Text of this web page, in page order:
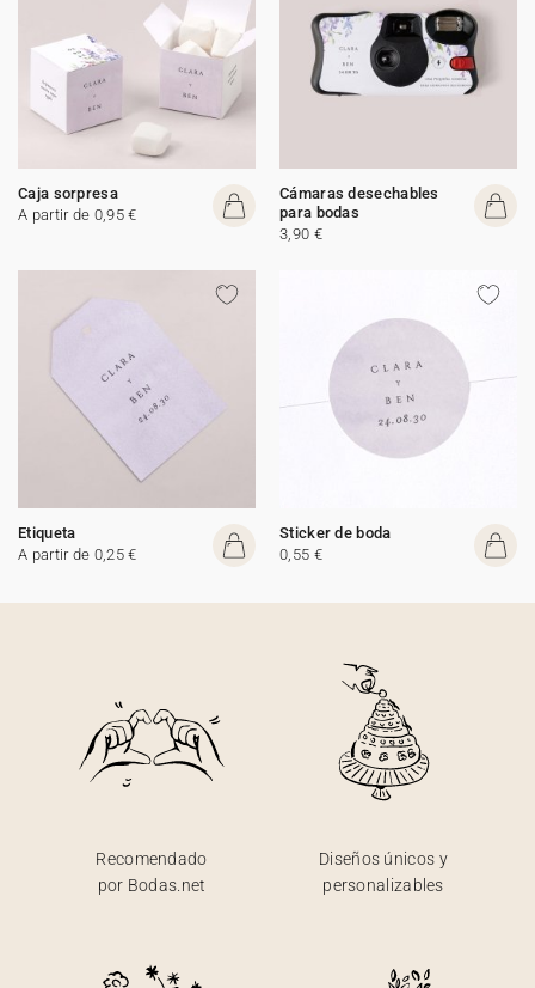
Caja sorpresa
A partir de 0,95 €
Cámaras desechables
para bodas
3,90 €
Etiqueta
A partir de 0,25 €
Sticker de boda
0,55 €
Recomendado
por Bodas.net
Diseños únicos y
personalizables